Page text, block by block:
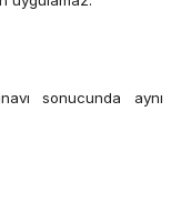
sonucunda aynı